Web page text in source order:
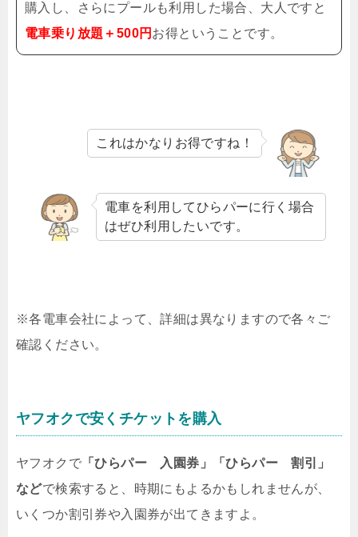
購入し、さらにプールも利用した場合、大人ですと
電車乗り放題＋500円 お得ということです。
これはかなりお得ですね！
電車を利用してひらパーに行く場合
はぜひ利用したいです。
※各電車会社によって、詳細は異なりますので各々ご
確認ください。
ヤフオクで安くチケットを購入
ヤフオクで 「ひらパー 入園券」「ひらパー 割引」
などで検索すると、時期にもよるかもしれませんが、
いくつか割引券や入園券が出てきますよ。